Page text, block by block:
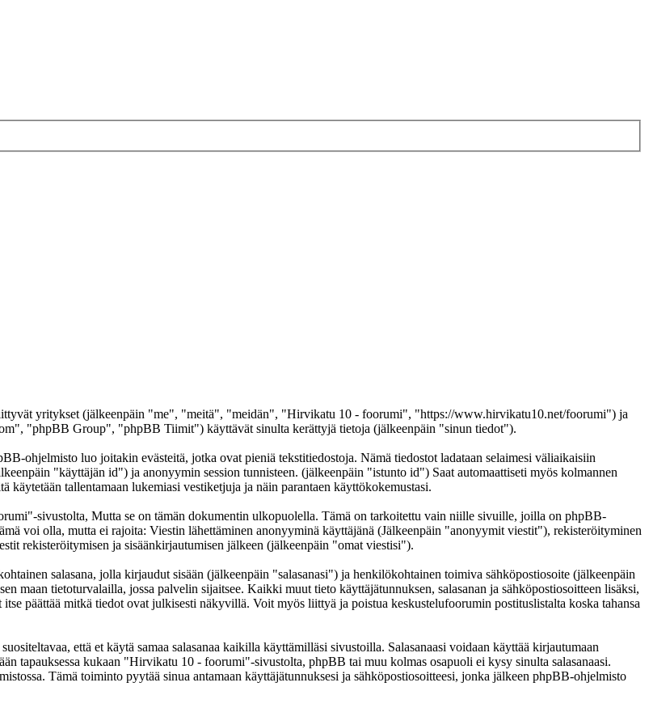
yritykset (jälkeenpäin "me", "meitä", "meidän", "Hirvikatu 10 - foorumi", "https://www.hirvikatu10.net/foorumi") ja
"phpBB Group", "phpBB Tiimit") käyttävät sinulta kerättyjä tietoja (jälkeenpäin "sinun tiedot").
ohjelmisto luo joitakin evästeitä, jotka ovat pieniä tekstitiedostoja. Nämä tiedostot ladataan selaimesi väliaikaisiin
"käyttäjän id") ja anonyymin session tunnisteen. (jälkeenpäin "istunto id") Saat automaattiseti myös kolmannen
tallentamaan lukemiasi vestiketjuja ja näin parantaen käyttökokemustasi.
sivustolta, Mutta se on tämän dokumentin ulkopuolella. Tämä on tarkoitettu vain niille sivuille, joilla on phpBB-
voi olla, mutta ei rajoita: Viestin lähettäminen anonyyminä käyttäjänä (Jälkeenpäin "anonyymit viestit"), rekisteröityminen
rekisteröitymisen ja sisäänkirjautumisen jälkeen (jälkeenpäin "omat viestisi").
salasana, jolla kirjaudut sisään (jälkeenpäin "salasanasi") ja henkilökohtainen toimiva sähköpostiosoite (jälkeenpäin
tietoturvalailla, jossa palvelin sijaitsee. Kaikki muut tieto käyttäjätunnuksen, salasanan ja sähköpostiosoitteen lisäksi,
päättää mitkä tiedot ovat julkisesti näkyvillä. Voit myös liittyä ja poistua keskustelufoorumin postituslistalta koska tahansa
että et käytä samaa salasanaa kaikilla käyttämilläsi sivustoilla. Salasanaasi voidaan käyttää kirjautumaan
tapauksessa kukaan "Hirvikatu 10 - foorumi"-sivustolta, phpBB tai muu kolmas osapuoli ei kysy sinulta salasanaasi.
Tämä toiminto pyytää sinua antamaan käyttäjätunnuksesi ja sähköpostiosoitteesi, jonka jälkeen phpBB-ohjelmisto